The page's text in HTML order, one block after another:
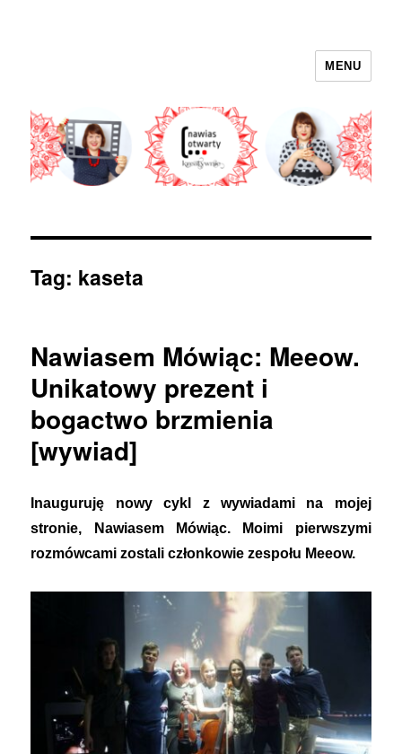
MENU
Tag: kaseta
Nawiasem Mówiąc: Meeow.
Unikatowy prezent i
bogactwo brzmienia
[wywiad]
Inauguruję nowy cykl z wywiadami na mojej
stronie, Nawiasem Mówiąc. Moimi pierwszymi
rozmówcami zostali członkowie zespołu Meeow.